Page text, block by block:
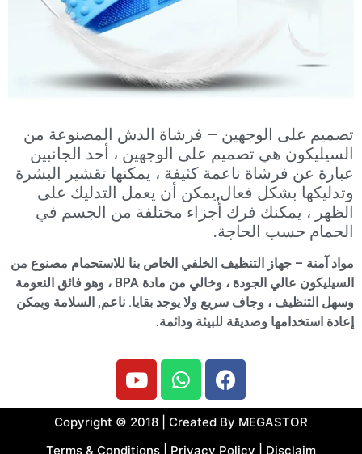
تصميم على الوجهين – فرشاة الدش المصنوعة من
السيليكون هي تصميم على الوجهين ، أحد الجانبين
عبارة عن فرشاة ناعمة كثيفة ، يمكنها تقشير البشرة
وتدليكها بشكل فعال,يمكن أن يعمل التدليك على
الظهر ، يمكنك فرك أجزاء مختلفة من الجسم في
الحمام حسب الحاجة.
مواد آمنة – جهاز التنظيف الخلفي الخاص بنا للاستحمام مصنوع من
السيليكون عالي الجودة ، وخالي من مادة BPA ، وهو فائق النعومة
وسهل التنظيف ، وجاف سريع ولا يوجد بقايا. ناعم, السلامة ويمكن
إعادة استخدامها وصديقة للبيئة ودائمة.
Copyright © 2018 | Created By MEGASTOR
Terms & Conditions | Privacy Policy | Disclaim